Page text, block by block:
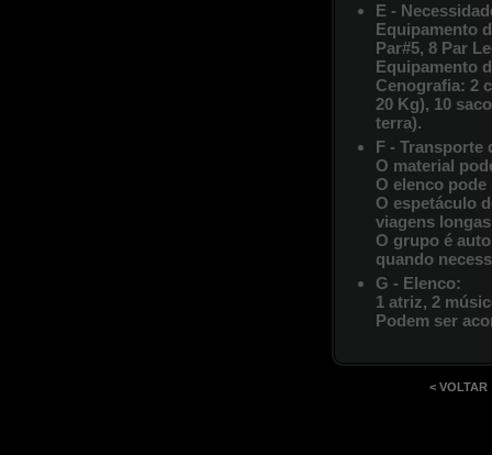
E -
Equipamento
Par#5, 8 Par
Equipamento
Cenografia: 2
20 Kg), 10
terra).
F - Transporte
O material
O elenco
O espetáculo
viagens
O grupo é
quando
G - Elenco:
1 atriz, 2
Podem ser
< VOLTAR